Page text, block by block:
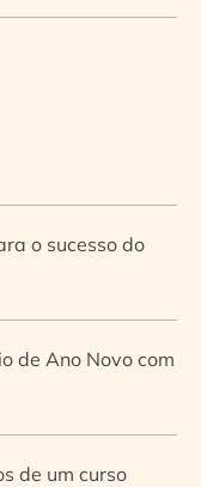
o sucesso do
de Ano Novo com
de um curso